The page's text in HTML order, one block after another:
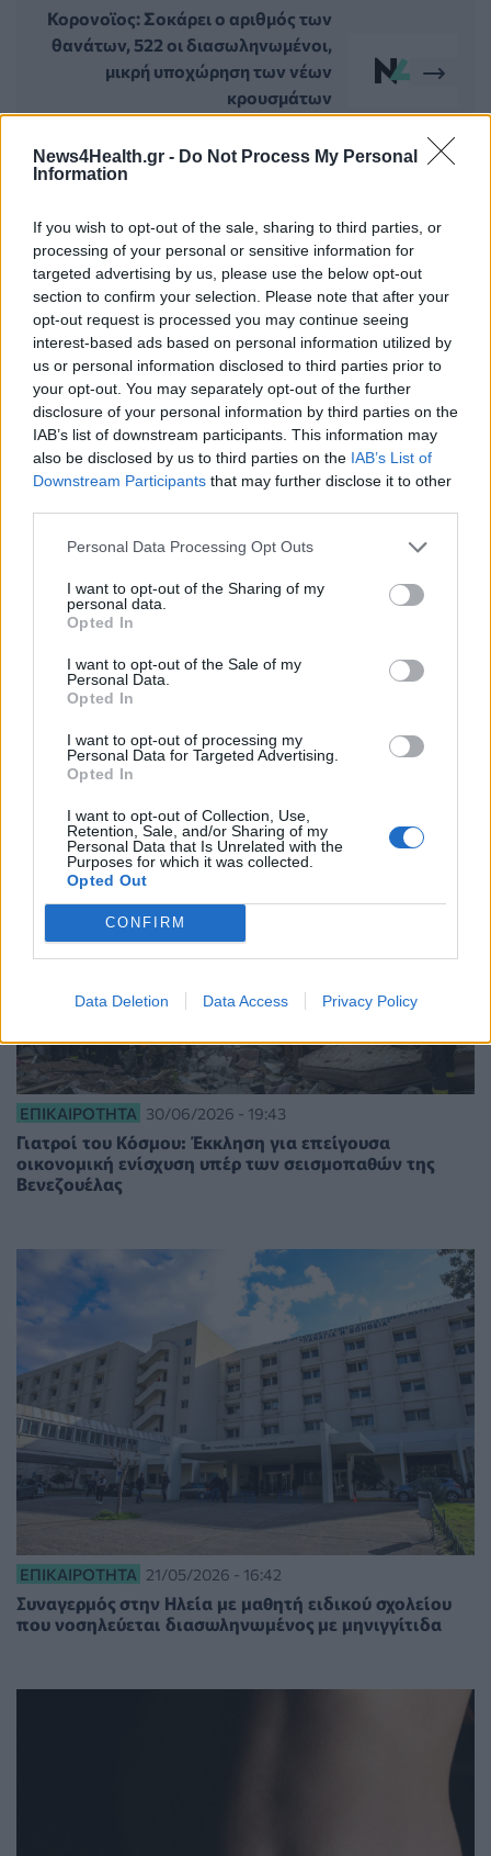
News4Health.gr - Do Not Process My Personal
Information
If you wish to opt-out of the sale, sharing to third parties, or
processing of your personal or sensitive information for
targeted advertising by us, please use the below opt-out
section to confirm your selection. Please note that after your
opt-out request is processed you may continue seeing
interest-based ads based on personal information utilized by
us or personal information disclosed to third parties prior to
your opt-out. You may separately opt-out of the further
disclosure of your personal information by third parties on the
IAB’s list of downstream participants. This information may
also be disclosed by us to third parties on the IAB’s List of
Downstream Participants that may further disclose it to other
Personal Data Processing Opt Outs
I want to opt-out of the Sharing of my
personal data.
Opted In
I want to opt-out of the Sale of my
Personal Data.
Opted In
I want to opt-out of processing my
Personal Data for Targeted Advertising.
Opted In
I want to opt-out of Collection, Use,
Retention, Sale, and/or Sharing of my
Personal Data that Is Unrelated with the
Purposes for which it was collected.
Opted Out
CONFIRM
Data Deletion Data Access Privacy Policy
Κορονοϊος: Σοκάρει ο αριθμός των
θανάτων, 522 οι διασωληνωμένοι,
μικρή υποχώρηση των νέων
κρουσμάτων
ΣΧΕΤΙΚΑ ΑΡΘΡΑ
Ο ΙΣΑ χαιρετίζει την πρωτοβουλία του Ιδρύματος
Χατζηιωάννου για την οικονομική ενίσχυση των
ΕΠΙΚΑΙΡΌΤΗΤΑ 30/06/2026 - 19:43
Γιατροί του Κόσμου: Έκκληση για επείγουσα
οικονομική ενίσχυση υπέρ των σεισμοπαθών της
Βενεζουέλας
ΕΠΙΚΑΙΡΌΤΗΤΑ 21/05/2026 - 16:42
Συναγερμός στην Ηλεία με μαθητή ειδικού σχολείου
που νοσηλεύεται διασωληνωμένος με μηνιγγίτιδα